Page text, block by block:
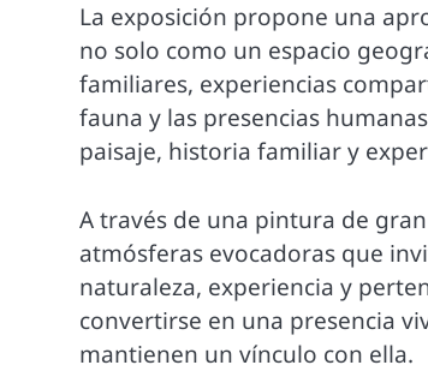
La exposición propone una
no solo como un espacio
familiares, experiencias
fauna y las presencias
paisaje, historia familiar y
A través de una pintura de
atmósferas evocadoras que
naturaleza, experiencia y
convertirse en una presencia
mantienen un vínculo con ella.